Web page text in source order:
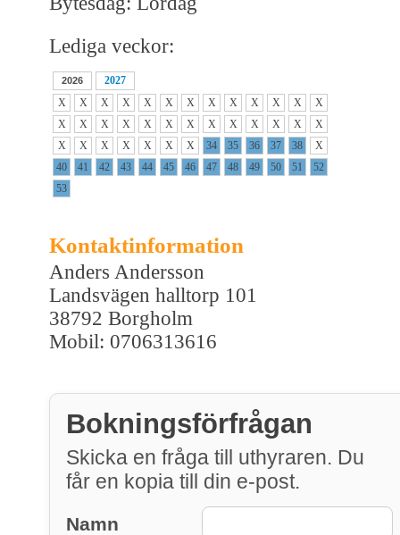
Lediga veckor:
2026
2027
X
X X X X X X X X X X X
X
X
X X X X X X X X X X X
X
X
X X X X X X 34 35 36 37 38
X
40
41 42 43 44 45 46 47 48 49 50 51
52
53
Kontaktinformation
Anders Andersson
Landsvägen halltorp 101
38792 Borgholm
Mobil: 0706313616
Bokningsförfrågan
Skicka en fråga till uthyraren. Du
får en kopia till din e-post.
Namn